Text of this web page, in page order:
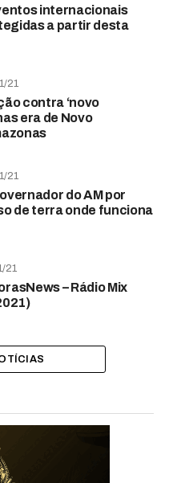
internacionais
a partir desta
21
contra ‘novo
era de Novo
21
do AM por
de terra onde funciona
21
– Rádio Mix